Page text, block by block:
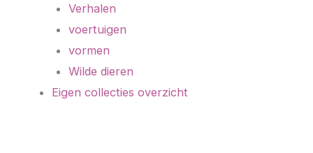
Verhalen
voertuigen
vormen
Wilde dieren
Eigen collecties overzicht